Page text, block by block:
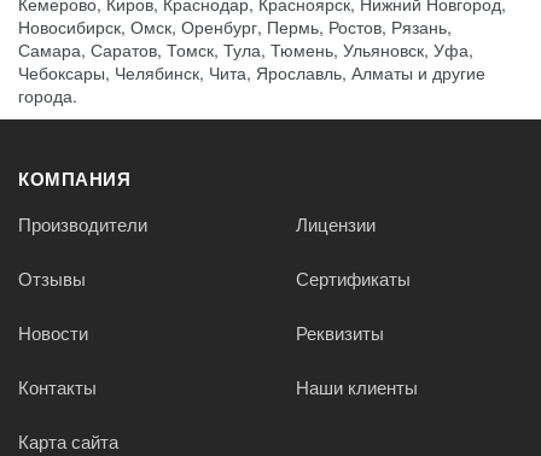
Новосибирск, Омск, Оренбург, Пермь, Ростов, Рязань,
Самара, Саратов, Томск, Тула, Тюмень, Ульяновск, Уфа,
Чебоксары, Челябинск, Чита, Ярославль, Алматы и другие
города.
КОМПАНИЯ
Производители Лицензии
Отзывы Сертификаты
Новости Реквизиты
Контакты Наши клиенты
Карта сайта